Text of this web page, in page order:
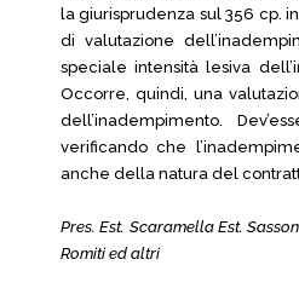
la giurisprudenza sul 356 cp.
di valutazione
speciale intensità lesiva
Occorre, quindi, una
dell’inadempimento.
verificando che
anche della natura del
Pres. Est. Scaramella Est.
Romiti ed altri